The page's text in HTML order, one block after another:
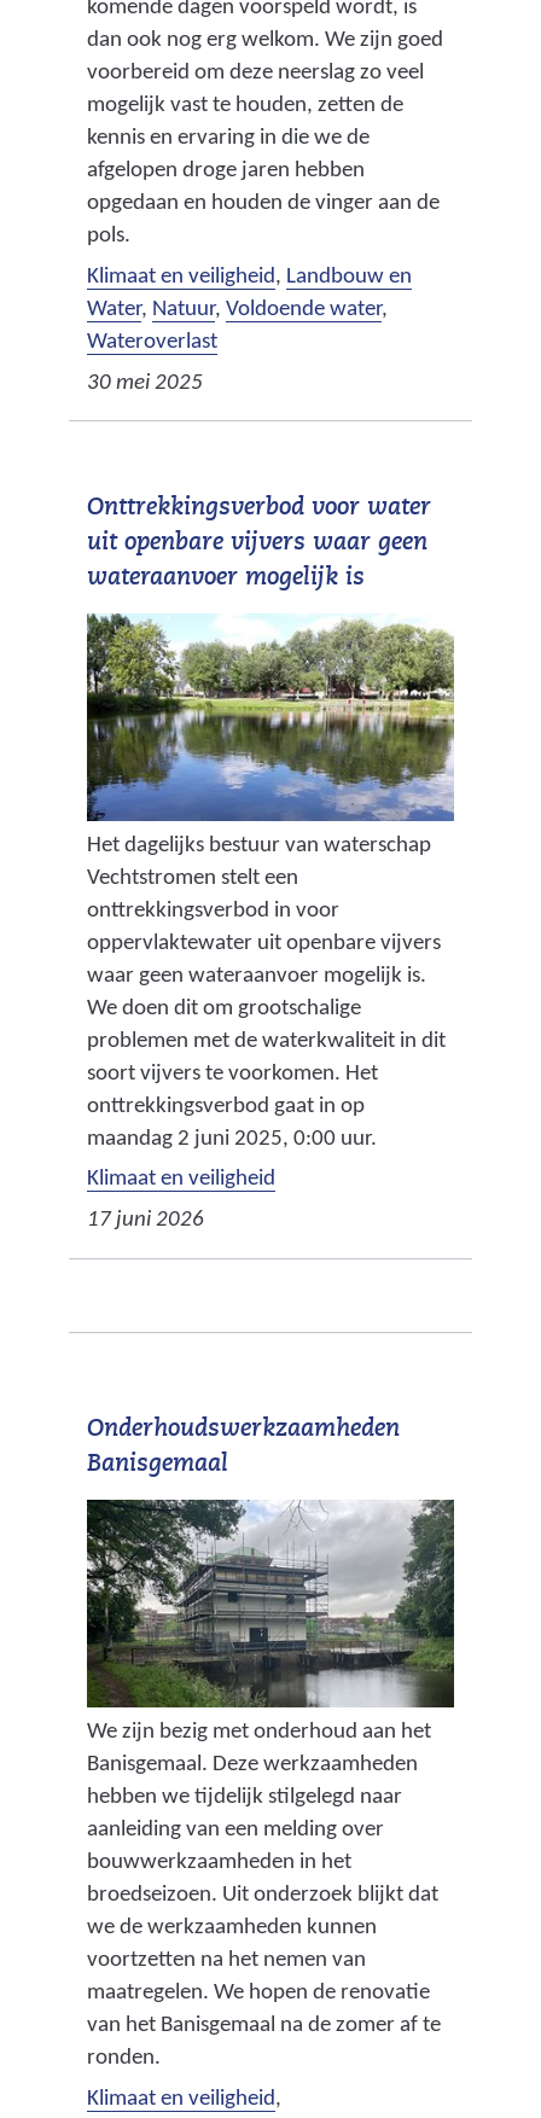
komende dagen voorspeld wordt, is
dan ook nog erg welkom. We zijn goed
voorbereid om deze neerslag zo veel
mogelijk vast te houden, zetten de
kennis en ervaring in die we de
afgelopen droge jaren hebben
opgedaan en houden de vinger aan de
pols.
Klimaat en veiligheid, Landbouw en
Water, Natuur, Voldoende water,
Wateroverlast
30 mei 2025
Onttrekkingsverbod voor water
uit openbare vijvers waar geen
wateraanvoer mogelijk is
Het dagelijks bestuur van waterschap
Vechtstromen stelt een
onttrekkingsverbod in voor
oppervlaktewater uit openbare vijvers
waar geen wateraanvoer mogelijk is.
We doen dit om grootschalige
problemen met de waterkwaliteit in dit
soort vijvers te voorkomen. Het
onttrekkingsverbod gaat in op
maandag 2 juni 2025, 0:00 uur.
Klimaat en veiligheid
17 juni 2026
Onderhoudswerkzaamheden
Banisgemaal
We zijn bezig met onderhoud aan het
Banisgemaal. Deze werkzaamheden
hebben we tijdelijk stilgelegd naar
aanleiding van een melding over
bouwwerkzaamheden in het
broedseizoen. Uit onderzoek blijkt dat
we de werkzaamheden kunnen
voortzetten na het nemen van
maatregelen. We hopen de renovatie
van het Banisgemaal na de zomer af te
ronden.
Klimaat en veiligheid,